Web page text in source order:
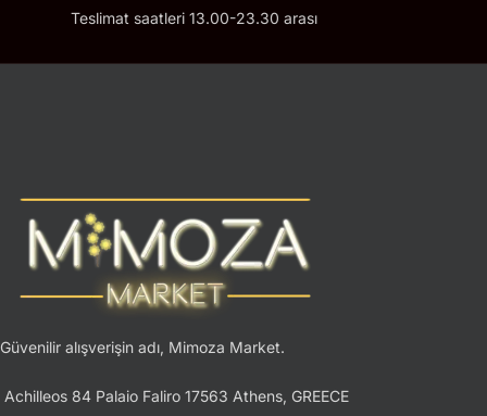
Teslimat saatleri 13.00-23.30 arası
Güvenilir alışverişin adı, Mimoza Market.
Achilleos 84 Palaio Faliro 17563 Athens, GREECE